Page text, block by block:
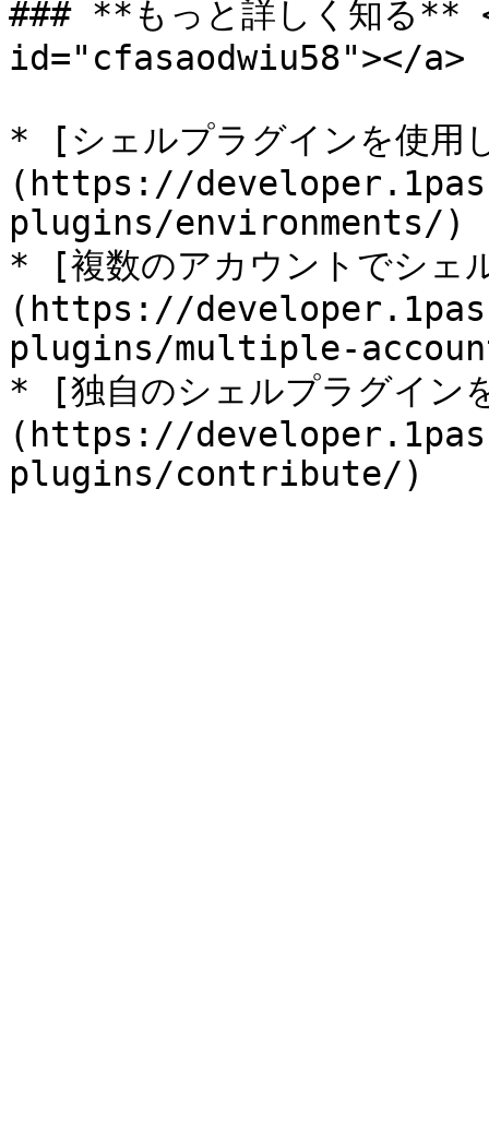
### **もっと詳しく知る
id="cfasaodwiu58"></a>
* [シェルプラグインを使用
(https://
plugins/environments/)
* [複数のアカウントでシェ
(https://
plugins/multiple-
* [独自のシェルプラグイン
(https://